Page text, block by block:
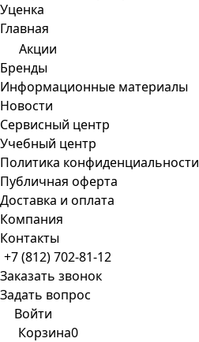
Уценка
Главная
Акции
Бренды
Информационные материалы
Новости
Сервисный центр
Учебный центр
Политика конфиденциальности
Публичная оферта
Доставка и оплата
Компания
Контакты
+7 (812) 702-81-12
Заказать звонок
Задать вопрос
Войти
Корзина0